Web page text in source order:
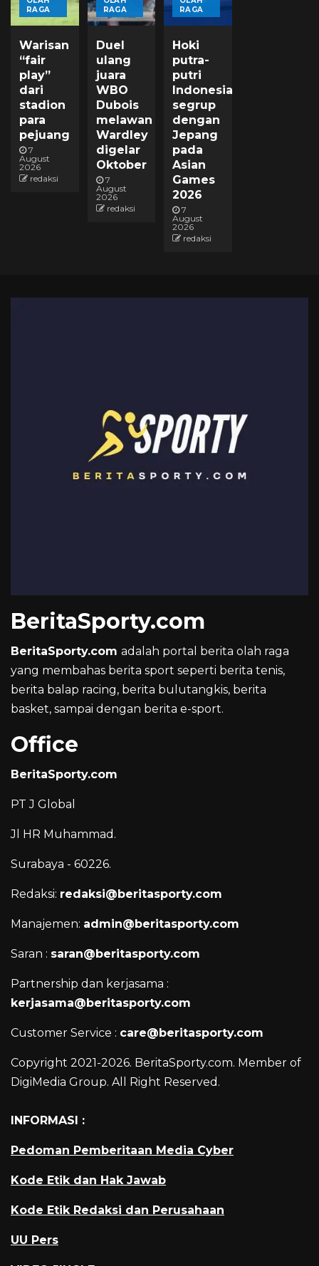
RAGA
Warisan
“fair
play”
dari
stadion
para
pejuang
7
August
2026
redaksi
RAGA
Duel
ulang
juara
WBO
Dubois
melawan
Wardley
digelar
Oktober
7
August
2026
redaksi
RAGA
Hoki
putra-
putri
Indonesia
segrup
dengan
Jepang
pada
Asian
Games
2026
7
August
2026
redaksi
BeritaSporty.com
BeritaSporty.com adalah portal berita olah raga
yang membahas berita sport seperti berita tenis,
berita balap racing, berita bulutangkis, berita
basket, sampai dengan berita e-sport.
Office
BeritaSporty.com
PT J Global
Jl HR Muhammad.
Surabaya - 60226.
Redaksi: redaksi@beritasporty.com
Manajemen: admin@beritasporty.com
Saran : saran@beritasporty.com
Partnership dan kerjasama :
kerjasama@beritasporty.com
Customer Service : care@beritasporty.com
Copyright 2021-2026. BeritaSporty.com. Member of
DigiMedia Group. All Right Reserved.
INFORMASI :
Pedoman Pemberitaan Media Cyber
Kode Etik dan Hak Jawab
Kode Etik Redaksi dan Perusahaan
UU Pers